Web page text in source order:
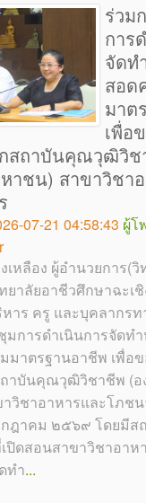
ร่วม
การ
จัดท
สอด
มาต
เพื่อ
สถาบันคุณวุฒิวิ
าชน) สาขาวิชา
07-21 04:58:43 ผู้โ
เหลือง ผู้อำนวยการ(วิ
ยาลัยอาชีวศึกษาฉะเชิ
าร ครู และบุคลากรท
มการดำเนินการจัดท
มาตรฐานอาชีพ เพื่อ
ถาบันคุณวุฒิวิชาชีพ (อ
วิชาอาหารและโภช
ฎาคม ๒๕๖๙ โดยมีส
ปิดสอนสาขาวิชาอาห
ทำ...